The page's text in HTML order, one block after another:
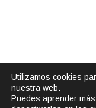
Utilizamos cookies
nuestra web.
Puedes aprender